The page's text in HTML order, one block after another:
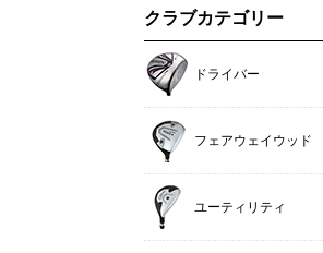
クラブカテゴリー
ドライバー
フェアウェイウッド
ユーティリティ